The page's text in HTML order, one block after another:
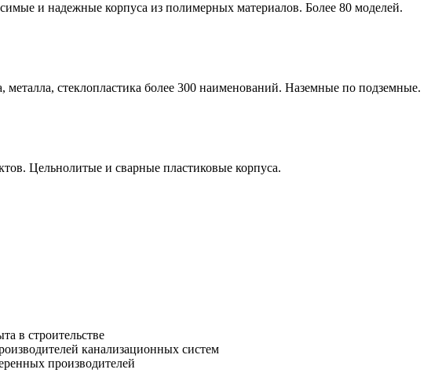
и надежные корпуса из полимерных материалов. Более 80 моделей.
металла, стеклопластика более 300 наименований. Наземные по подземные.
Цельнолитые и сварные пластиковые корпуса.
в строительстве
производителей